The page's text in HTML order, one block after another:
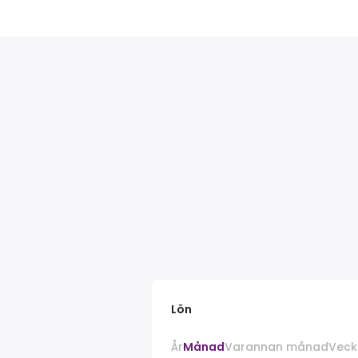
Lön
ÅrMånadVarannan månad